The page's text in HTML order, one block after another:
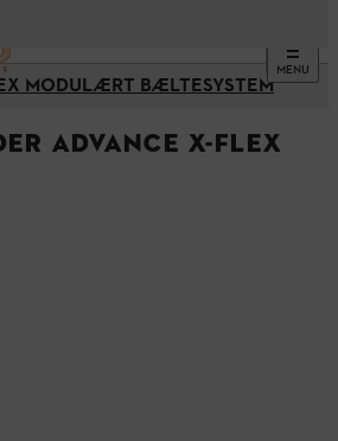
MENU
MODULÆRT BÆLTESYSTEM
ADVANCE X-Flex